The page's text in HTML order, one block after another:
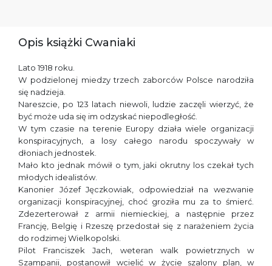
Opis książki Cwaniaki
Lato 1918 roku.
W podzielonej miedzy trzech zaborców Polsce narodziła
się nadzieja.
Nareszcie, po 123 latach niewoli, ludzie zaczęli wierzyć, że
być może uda się im odzyskać niepodległość.
W tym czasie na terenie Europy działa wiele organizacji
konspiracyjnych, a losy całego narodu spoczywały w
dłoniach jednostek.
Mało kto jednak mówił o tym, jaki okrutny los czekał tych
młodych idealistów.
Kanonier Józef Jęczkowiak, odpowiedział na wezwanie
organizacji konspiracyjnej, choć groziła mu za to śmierć.
Zdezerterował z armii niemieckiej, a następnie przez
Francję, Belgię i Rzeszę przedostał się z narażeniem życia
do rodzimej Wielkopolski.
Pilot Franciszek Jach, weteran walk powietrznych w
Szampanii, postanowił wcielić w życie szalony plan, w